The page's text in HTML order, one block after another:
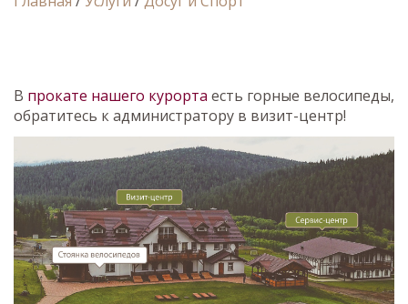
В прокате нашего курорта есть горные велосипеды,
обратитесь к администратору в визит-центр!